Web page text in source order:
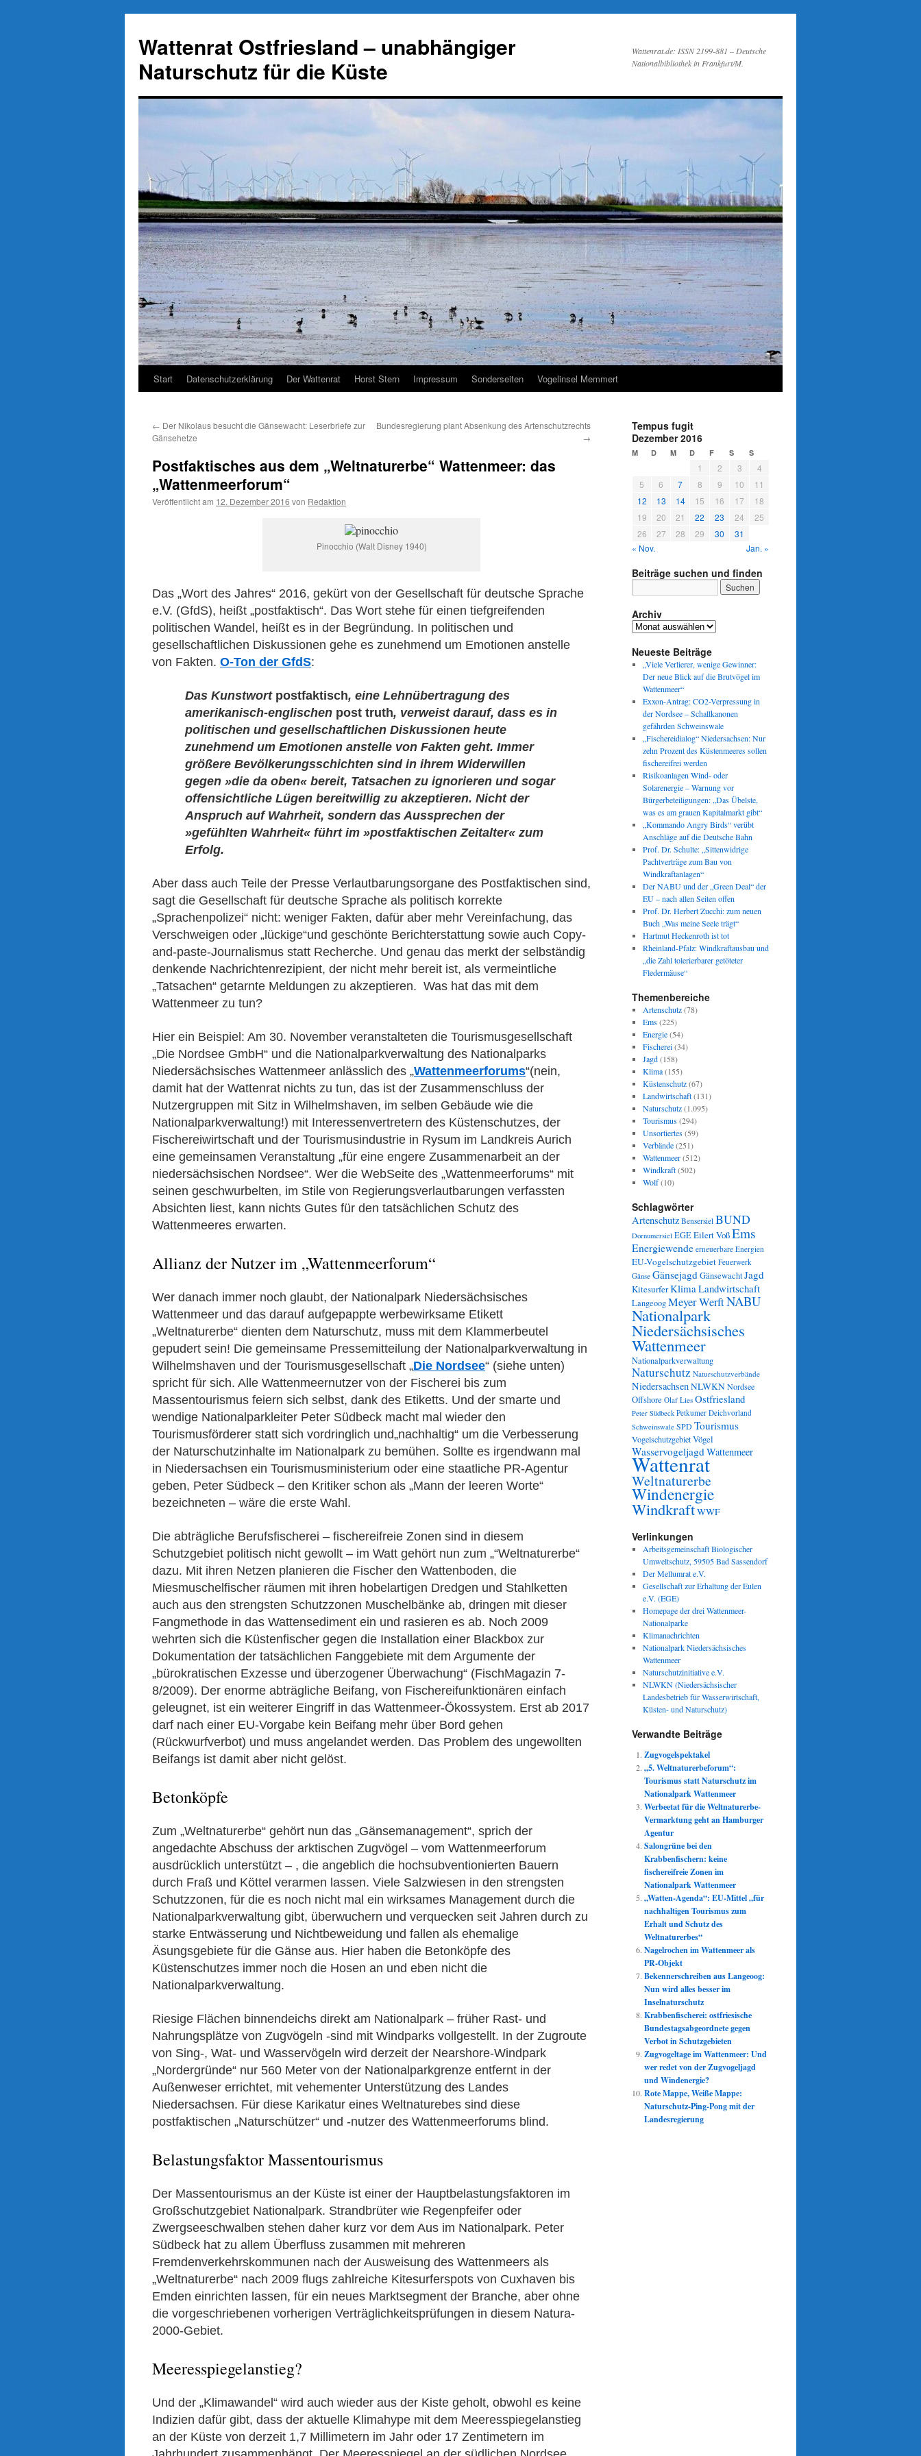
springen
Wattenrat Ostfriesland – unabhängiger
Naturschutz für die Küste
Wattenrat.de: ISSN 2199-881 – Deutsche
Nationalbibliothek in Frankfurt/M.
Start Datenschutzerklärung Der Wattenrat Horst Stern Impressum Sonderseiten Vogelinsel Memmert
← Der Nikolaus besucht die Gänsewacht: Leserbriefe zur
Gänsehetze
Bundesregierung plant Absenkung des Artenschutzrechts
→
Postfaktisches aus dem „Weltnaturerbe“ Wattenmeer: das
„Wattenmeerforum“
Veröffentlicht am 12. Dezember 2016 von Redaktion
Pinocchio (Walt Disney 1940)
Das „Wort des Jahres“ 2016, gekürt von der Gesellschaft für deutsche Sprache
e.V. (GfdS), heißt „postfaktisch“. Das Wort stehe für einen tiefgreifenden
politischen Wandel, heißt es in der Begründung. In politischen und
gesellschaftlichen Diskussionen gehe es zunehmend um Emotionen anstelle
von Fakten. O-Ton der GfdS:
Das Kunstwort postfaktisch, eine Lehnübertragung des
amerikanisch-englischen post truth, verweist darauf, dass es in
politischen und gesellschaftlichen Diskussionen heute
zunehmend um Emotionen anstelle von Fakten geht. Immer
größere Bevölkerungsschichten sind in ihrem Widerwillen
gegen »die da oben« bereit, Tatsachen zu ignorieren und sogar
offensichtliche Lügen bereitwillig zu akzeptieren. Nicht der
Anspruch auf Wahrheit, sondern das Aussprechen der
»gefühlten Wahrheit« führt im »postfaktischen Zeitalter« zum
Erfolg.
Aber dass auch Teile der Presse Verlautbarungsorgane des Postfaktischen sind,
sagt die Gesellschaft für deutsche Sprache als politisch korrekte
„Sprachenpolizei“ nicht: weniger Fakten, dafür aber mehr Vereinfachung, das
Verschweigen oder „lückige“und geschönte Berichterstattung sowie auch Copy-
and-paste-Journalismus statt Recherche. Und genau das merkt der selbständig
denkende Nachrichtenrezipient, der nicht mehr bereit ist, als vermeintliche
„Tatsachen“ getarnte Meldungen zu akzeptieren. Was hat das mit dem
Wattenmeer zu tun?
Hier ein Beispiel: Am 30. November veranstalteten die Tourismusgesellschaft
„Die Nordsee GmbH“ und die Nationalparkverwaltung des Nationalparks
Niedersächsisches Wattenmeer anlässlich des „Wattenmeerforums“(nein,
damit hat der Wattenrat nichts zu tun, das ist der Zusammenschluss der
Nutzergruppen mit Sitz in Wilhelmshaven, im selben Gebäude wie die
Nationalparkverwaltung!) mit Interessenvertretern des Küstenschutzes, der
Fischereiwirtschaft und der Tourismusindustrie in Rysum im Landkreis Aurich
eine gemeinsamen Veranstaltung „für eine engere Zusammenarbeit an der
niedersächsischen Nordsee“. Wer die WebSeite des „Wattenmeerforums“ mit
seinen geschwurbelten, im Stile von Regierungsverlautbarungen verfassten
Absichten liest, kann nichts Gutes für den tatsächlichen Schutz des
Wattenmeeres erwarten.
Allianz der Nutzer im „Wattenmeerforum“
Wer danach immer noch glaubt, der Nationalpark Niedersächsisches
Wattenmeer und das darauf aufgepappte werbewirksame Etikett
„Weltnaturerbe“ dienten dem Naturschutz, muss mit dem Klammerbeutel
gepudert sein! Die gemeinsame Pressemitteilung der Nationalparkverwaltung in
Wilhelmshaven und der Tourismusgesellschaft „Die Nordsee“ (siehe unten)
spricht für sich. Alle Wattenmeernutzer von der Fischerei bis zum
Massentourismus feiern sich selbst, dank des Etiketts. Und der smarte und
wendige Nationalparkleiter Peter Südbeck macht mal wieder den
Tourismusförderer statt sich vordringlich und„nachhaltig“ um die Verbesserung
der Naturschutzinhalte im Nationalpark zu bemühen. Sollte es irgendwann mal
in Niedersachsen ein Tourismusministerium oder eine staatliche PR-Agentur
geben, Peter Südbeck – den Kritiker schon als „Mann der leeren Worte“
bezeichneten – wäre die erste Wahl.
Die abträgliche Berufsfischerei – fischereifreie Zonen sind in diesem
Schutzgebiet politisch nicht gewollt – im Watt gehört nun zum „“Weltnaturerbe“
dazu. Mit ihren Netzen planieren die Fischer den Wattenboden, die
Miesmuschelfischer räumen mit ihren hobelartigen Dredgen und Stahlketten
auch aus den strengsten Schutzzonen Muschelbänke ab, dringen mit dieser
Fangmethode in das Wattensediment ein und rasieren es ab. Noch 2009
wehrten sich die Küstenfischer gegen die Installation einer Blackbox zur
Dokumentation der tatsächlichen Fanggebiete mit dem Argumente der
„bürokratischen Exzesse und überzogener Überwachung“ (FischMagazin 7-
8/2009). Der enorme abträgliche Beifang, von Fischereifunktionären einfach
geleugnet, ist ein weiterer Eingriff in das Wattenmeer-Ökossystem. Erst ab 2017
darf nach einer EU-Vorgabe kein Beifang mehr über Bord gehen
(Rückwurfverbot) und muss angelandet werden. Das Problem des ungewollten
Beifangs ist damit aber nicht gelöst.
Betonköpfe
Zum „Weltnaturerbe“ gehört nun das „Gänsemanagement“, sprich der
angedachte Abschuss der arktischen Zugvögel – vom Wattenmeerforum
ausdrücklich unterstützt – , die angeblich die hochsubventionierten Bauern
durch Fraß und Köttel verarmen lassen. Viele Salzwiesen in den strengsten
Schutzzonen, für die es noch nicht mal ein wirksames Management durch die
Nationalparkverwaltung gibt, überwuchern und verquecken seit Jahren durch zu
starke Entwässerung und Nichtbeweidung und fallen als ehemalige
Äsungsgebiete für die Gänse aus. Hier haben die Betonköpfe des
Küstenschutzes immer noch die Hosen an und eben nicht die
Nationalparkverwaltung.
Riesige Flächen binnendeichs direkt am Nationalpark – früher Rast- und
Nahrungsplätze von Zugvögeln -sind mit Windparks vollgestellt. In der Zugroute
von Sing-, Wat- und Wasservögeln wird derzeit der Nearshore-Windpark
„Nordergründe“ nur 560 Meter von der Nationalparkgrenze entfernt in der
Außenweser errichtet, mit vehementer Unterstützung des Landes
Niedersachsen. Für diese Karikatur eines Weltnaturebes sind diese
postfaktischen „Naturschützer“ und -nutzer des Wattenmeerforums blind.
Belastungsfaktor Massentourismus
Der Massentourismus an der Küste ist einer der Hauptbelastungsfaktoren im
Großschutzgebiet Nationalpark. Strandbrüter wie Regenpfeifer oder
Zwergseeschwalben stehen daher kurz vor dem Aus im Nationalpark. Peter
Südbeck hat zu allem Überfluss zusammen mit mehreren
Fremdenverkehrskommunen nach der Ausweisung des Wattenmeers als
„Weltnaturerbe“ nach 2009 flugs zahlreiche Kitesurferspots von Cuxhaven bis
Emden einrichten lassen, für ein neues Marktsegment der Branche, aber ohne
die vorgeschriebenen vorherigen Verträglichkeitsprüfungen in diesem Natura-
2000-Gebiet.
Meeresspiegelanstieg?
Und der „Klimawandel“ wird auch wieder aus der Kiste geholt, obwohl es keine
Indizien dafür gibt, dass der aktuelle Klimahype mit dem Meeresspiegelanstieg
an der Küste von derzeit 1,7 Millimetern im Jahr oder 17 Zentimetern im
Tempus fugit
Dezember 2016
M D M D F S S
1 2 3
4
5
6 7 8 9 10
11
12
13 14 15 16 17
18
19
20 21 22 23 24
25
26
27 28 29 30
31
« Nov.
Jan. »
Beiträge suchen und finden
Archiv
Archiv
Neueste Beiträge
„Viele Verlierer, wenige Gewinner:
Der neue Blick auf die Brutvögel im
Wattenmeer“
Exxon-Antrag: CO2-Verpressung in
der Nordsee – Schallkanonen
gefährden Schweinswale
„Fischereidialog“ Niedersachsen: Nur
zehn Prozent des Küstenmeeres sollen
fischereifrei werden
Risikoanlagen Wind- oder
Solarenergie – Warnung vor
Bürgerbeteiligungen: „Das Übelste,
was es am grauen Kapitalmarkt gibt“
„Kommando Angry Birds“ verübt
Anschläge auf die Deutsche Bahn
Prof. Dr. Schulte: „Sittenwidrige
Pachtverträge zum Bau von
Windkraftanlagen“
Der NABU und der „Green Deal“ der
EU – nach allen Seiten offen
Prof. Dr. Herbert Zucchi: zum neuen
Buch „Was meine Seele trägt“
Hartmut Heckenroth ist tot
Rheinland-Pfalz: Windkraftausbau und
„die Zahl tolerierbarer getöteter
Fledermäuse“
Themenbereiche
Artenschutz(78)
Ems(225)
Energie(54)
Fischerei(34)
Jagd(158)
Klima(155)
Küstenschutz(67)
Landwirtschaft(131)
Naturschutz(1.095)
Tourismus(294)
Unsortiertes(59)
Verbände(251)
Wattenmeer(512)
Windkraft(502)
Wolf(10)
Schlagwörter
Artenschutz Bensersiel BUND
Dornumersiel EGEEilert VoßEms
Energiewende erneuerbare Energien
EU-Vogelschutzgebiet Feuerwerk
Gänse GänsejagdGänsewachtJagd
KitesurferKlimaLandwirtschaft
LangeoogMeyer WerftNABU
Nationalpark
Niedersächsisches
Wattenmeer
Nationalparkverwaltung
Naturschutz Naturschutzverbände
NiedersachsenNLWKNNordsee
Offshore Olaf Lies Ostfriesland
Peter Südbeck Petkumer Deichvorland
Schweinswale SPDTourismus
VogelschutzgebietVögel
WasservogeljagdWattenmeer
Wattenrat
Weltnaturerbe
Windenergie
WindkraftWWF
Verlinkungen
Arbeitsgemeinschaft Biologischer
Umweltschutz, 59505 Bad Sassendorf
Der Mellumrat e.V.
Gesellschaft zur Erhaltung der Eulen
e.V. (EGE)
Homepage der drei Wattenmeer-
Nationalparke
Klimanachrichten
Nationalpark Niedersächsisches
Wattenmeer
Naturschutzinitiative e.V.
NLWKN (Niedersächsischer
Landesbetrieb für Wasserwirtschaft,
Küsten- und Naturschutz)
Verwandte Beiträge
Zugvogelspektakel
„5. Weltnaturerbeforum“:
Tourismus statt Naturschutz im
Nationalpark Wattenmeer
Werbeetat für die Weltnaturerbe-
Vermarktung geht an Hamburger
Agentur
Salongrüne bei den
Krabbenfischern: keine
fischereifreie Zonen im
Nationalpark Wattenmeer
„Watten-Agenda“: EU-Mittel „für
nachhaltigen Tourismus zum
Erhalt und Schutz des
Weltnaturerbes“
Nagelrochen im Wattenmeer als
PR-Objekt
Bekennerschreiben aus Langeoog:
Nun wird alles besser im
Inselnaturschutz
Krabbenfischerei: ostfriesische
Bundestagsabgeordnete gegen
Verbot in Schutzgebieten
Zugvogeltage im Wattenmeer: Und
wer redet von der Zugvogeljagd
und Windenergie?
Rote Mappe, Weiße Mappe:
Naturschutz-Ping-Pong mit der
Landesregierung